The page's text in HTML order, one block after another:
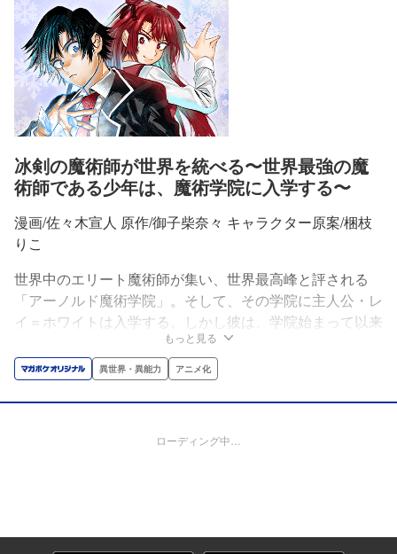
冰剣の魔術師が世界を統べる〜世界最強の魔
術師である少年は、魔術学院に入学する〜
漫画/佐々木宣人 原作/御子柴奈々 キャラクター原案/梱枝
りこ
世界中のエリート魔術師が集い、世界最高峰と評される
「アーノルド魔術学院」。そして、その学院に主人公・レ
イ＝ホワイトは入学する。しかし彼は、学院始まって以来
の一般家庭出身の魔術師だった。周りの貴族出身の魔術師
たちは彼を侮蔑し、見下した。だが皆は知らなかった。彼
こそが、世界七大魔術師の中でも最強と謳われている【冰
剣の魔術師】であることを。なろう発の超話題作‼
もっと見る
異世界・異能力 アニメ化
ローディング中…